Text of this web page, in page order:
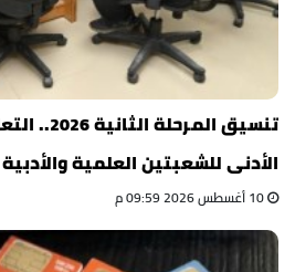
تنسيق
الأدنى للشعبتين العلمية والأدبية